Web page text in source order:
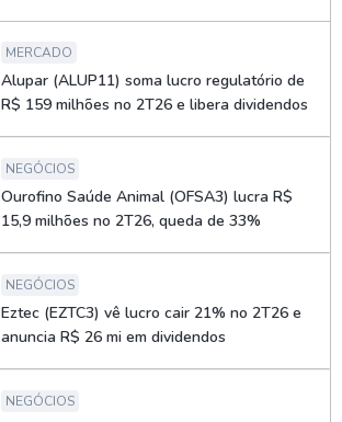
MERCADO
Alupar (ALUP11) soma lucro regulatório de
R$ 159 milhões no 2T26 e libera dividendos
NEGÓCIOS
Ourofino Saúde Animal (OFSA3) lucra R$
15,9 milhões no 2T26, queda de 33%
NEGÓCIOS
Eztec (EZTC3) vê lucro cair 21% no 2T26 e
anuncia R$ 26 mi em dividendos
NEGÓCIOS